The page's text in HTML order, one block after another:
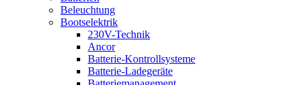
Beleuchtung
Bootselektrik
230V-Technik
Ancor
Batterie-Kontrollsysteme
Batterie-Ladegeräte